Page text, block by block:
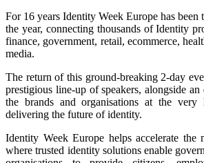
For 16 years Identity Week Europe has been
the year, connecting thousands of Identity
finance, government, retail, ecommerce,
media.
The return of this ground-breaking 2-day
prestigious line-up of speakers, alongside
the brands and organisations at the
delivering the future of identity.
Identity Week Europe helps accelerate the
where trusted identity solutions enable